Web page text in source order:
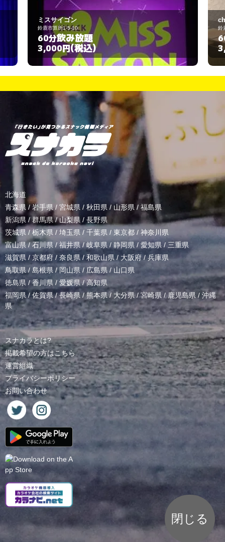
chu no chu
鈴鹿市平田新町2-20
60分 飲み放題
3,000円(税込)
北海道
青森県 / 岩手県/ 宮城県 / 秋田県 / 山形県/ 福島県
新潟県 /群馬県/山梨県 / 長野県
茨城県 / 栃木県 / 埼玉県 / 千葉県 / 東京都 / 神奈川県
富山県 /石川県/福井県/岐阜県 / 静岡県 / 愛知県 / 三重県
滋賀県 / 京都府 / 奈良県 / 和歌山県/ 大阪府 /兵庫県
鳥取県/ 島根県 /岡山県/ 広島県 / 山口県
徳島県 /香川県 / 愛媛県/高知県
福岡県/佐賀県/長崎県 /熊本県/ 大分県/宮崎県 /鹿児島県 / 沖縄
県
スナカラとは?
掲載希望の方はこちら
運営組織
プライバシーポリシー
お問い合わせ
閉じる